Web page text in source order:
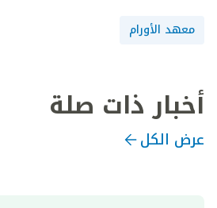
معهد الأورام
أخبار ذات صلة
عرض الكل